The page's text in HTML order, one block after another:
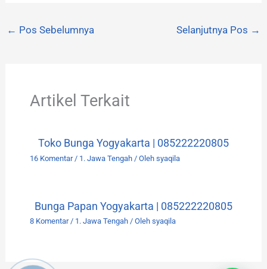
← Pos Sebelumnya Selanjutnya Pos →
Artikel Terkait
Toko Bunga Yogyakarta | 085222220805
16 Komentar / 1. Jawa Tengah/ Oleh syaqila
Bunga Papan Yogyakarta | 085222220805
8 Komentar / 1. Jawa Tengah/ Oleh syaqila